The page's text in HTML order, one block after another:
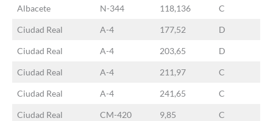
Albacete N-344 118,136 C
Ciudad Real A-4 177,52 D
Ciudad Real A-4 203,65 D
Ciudad Real A-4 211,97 C
Ciudad Real A-4 241,65 C
Ciudad Real CM-420 9,85 C